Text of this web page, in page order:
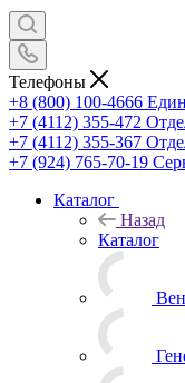
Телефоны
+8 (800) 100-4666
+7 (4112) 355-472
+7 (4112) 355-367
+7 (924) 765-70-19
Каталог
Назад
Каталог